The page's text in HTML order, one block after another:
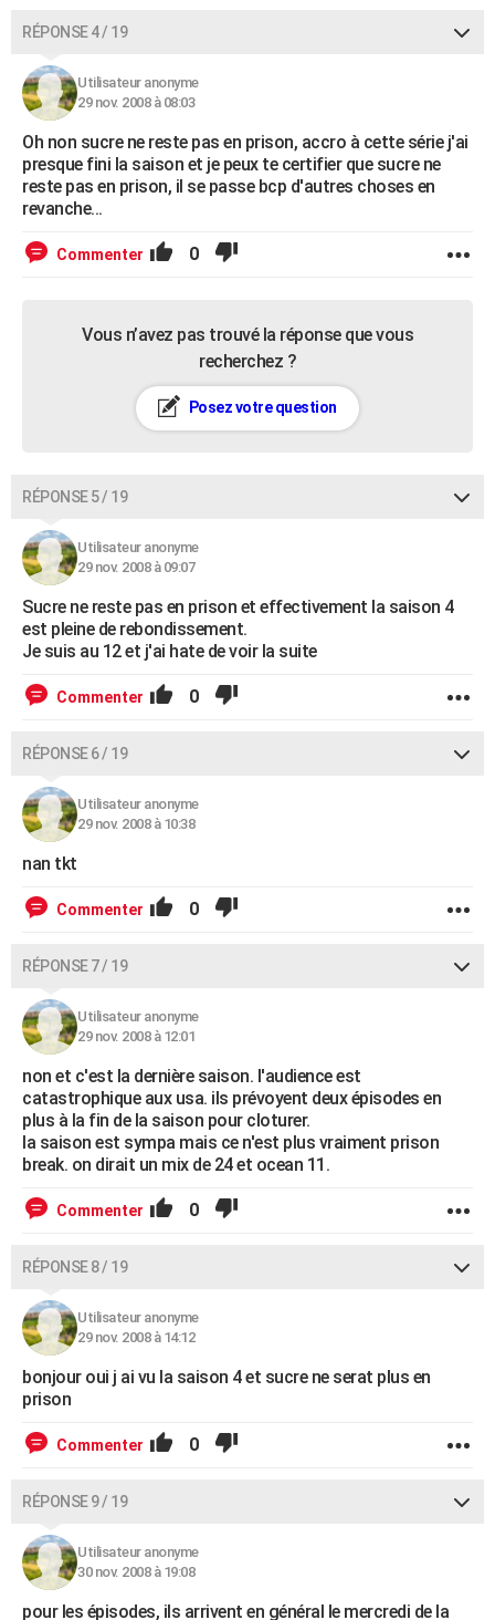
RÉPONSE 4 / 19
Utilisateur anonyme
29 nov. 2008 à 08:03
Oh non sucre ne reste pas en prison, accro à cette série j'ai
presque fini la saison et je peux te certifier que sucre ne
reste pas en prison, il se passe bcp d'autres choses en
revanche...
Commenter 0
Vous n’avez pas trouvé la réponse que vous
recherchez ?
Posez votre question
RÉPONSE 5 / 19
Utilisateur anonyme
29 nov. 2008 à 09:07
Sucre ne reste pas en prison et effectivement la saison 4
est pleine de rebondissement.
Je suis au 12 et j'ai hate de voir la suite
Commenter 0
RÉPONSE 6 / 19
Utilisateur anonyme
29 nov. 2008 à 10:38
nan tkt
Commenter 0
RÉPONSE 7 / 19
Utilisateur anonyme
29 nov. 2008 à 12:01
non et c'est la dernière saison. l'audience est
catastrophique aux usa. ils prévoyent deux épisodes en
plus à la fin de la saison pour cloturer.
la saison est sympa mais ce n'est plus vraiment prison
break. on dirait un mix de 24 et ocean 11.
Commenter 0
RÉPONSE 8 / 19
Utilisateur anonyme
29 nov. 2008 à 14:12
bonjour oui j ai vu la saison 4 et sucre ne serat plus en
prison
Commenter 0
RÉPONSE 9 / 19
Utilisateur anonyme
30 nov. 2008 à 19:08
pour les épisodes, ils arrivent en général le mercredi de la